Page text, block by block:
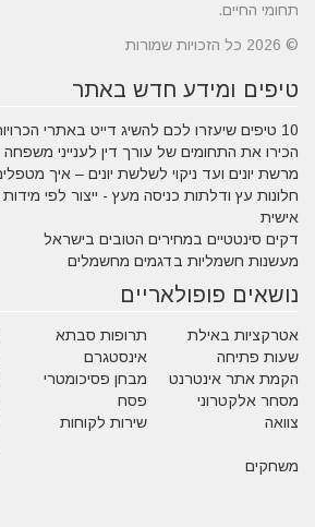
תחומי החיים.
© 2026 כל הזכויות שמורות
טיפים ומידע חדש באתר
10 טיפים שיעזרו לכם להשיג דייט באתרי הכרויות
הכירו את התחומים של עורך דין לענייני משפחה
מרשת יונים ועד ניקוי לשלשת יונים – איך
חלונות עץ ודלתות כניסה מעץ - ייצור לפי
אישית
דקים סינטטיים במחירים הטובים בישראל
מעשנות חשמליות בדגמים מחשמלים
נושאים פופולאריים
אטרקציות באילת תרופות סבתא
שעות פתיחה
אינסטגרם
הקמת אתר אינטרנט
מבחן פסיכומטרי
מסחר אלקטרוני
פסח
צוואה
שירות לקוחות
משחקים